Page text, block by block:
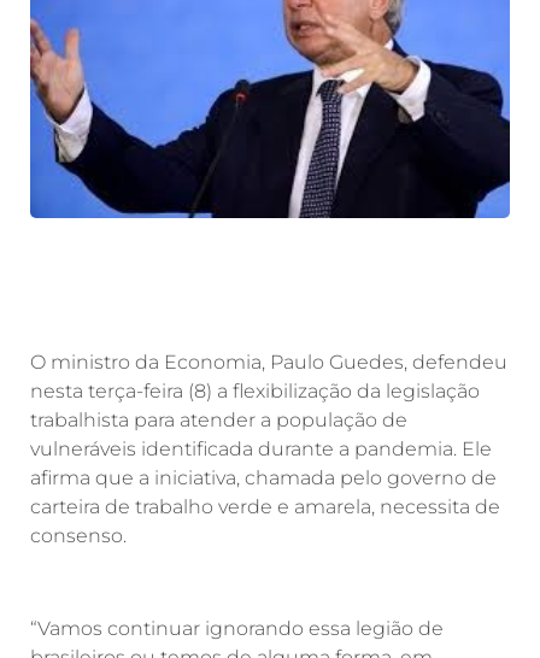
O ministro da Economia, Paulo Guedes, defendeu
nesta terça-feira (8) a flexibilização da legislação
trabalhista para atender a população de
vulneráveis identificada durante a pandemia. Ele
afirma que a iniciativa, chamada pelo governo de
carteira de trabalho verde e amarela, necessita de
consenso.
“Vamos continuar ignorando essa legião de